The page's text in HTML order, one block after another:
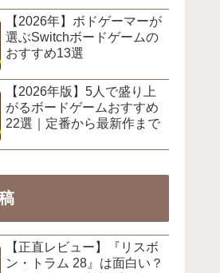
【2026年】ボドゲーマーが
選ぶSwitchボードゲームの
おすすめ13選
【2026年版】5人で盛り上
がるボードゲームおすすめ
22選｜定番から最新作まで
【正直レビュー】『リスボ
ン・トラム 28』は面白い？